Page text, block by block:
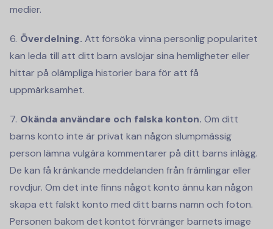
medier.
Överdelning. Att försöka vinna personlig popularitet
kan leda till att ditt barn avslöjar sina hemligheter eller
hittar på olämpliga historier bara för att få
uppmärksamhet.
Okända användare och falska konton. Om ditt
barns konto inte är privat kan någon slumpmässig
person lämna vulgära kommentarer på ditt barns inlägg.
De kan få kränkande meddelanden från främlingar eller
rovdjur. Om det inte finns något konto ännu kan någon
skapa ett falskt konto med ditt barns namn och foton.
Personen bakom det kontot förvränger barnets image